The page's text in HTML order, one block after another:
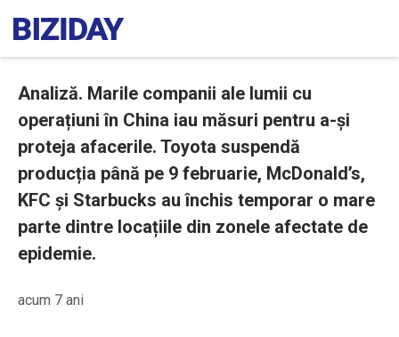
Analiză. Marile companii ale lumii cu
operațiuni în China iau măsuri pentru a-și
proteja afacerile. Toyota suspendă
producția până pe 9 februarie, McDonald’s,
KFC și Starbucks au închis temporar o mare
parte dintre locațiile din zonele afectate de
epidemie.
acum 7 ani